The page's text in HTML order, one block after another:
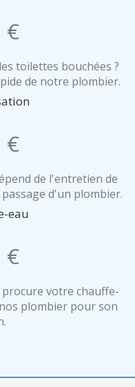
€
toilettes bouchées ?
de notre plombier.
€
de l'entretien de
d'un plombier.
eau
€
votre chauffe-
plombier pour son